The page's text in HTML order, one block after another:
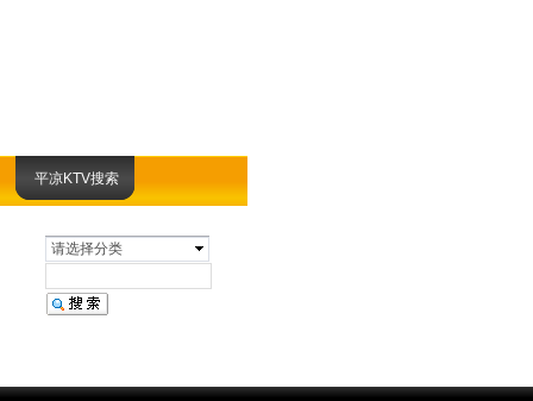
平凉KTV搜索
请选择分类